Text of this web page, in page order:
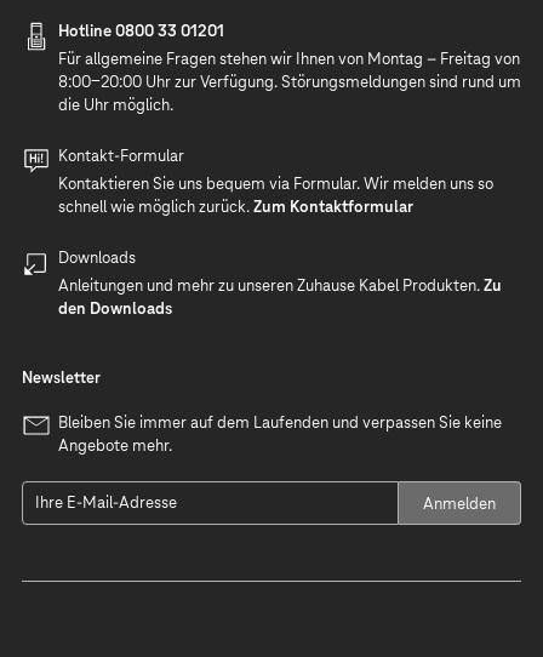
Hotline 0800 33 01201
Für allgemeine Fragen stehen wir Ihnen von Montag – Freitag von
8:00-20:00 Uhr zur Verfügung. Störungsmeldungen sind rund um
die Uhr möglich.
Kontakt-Formular
Kontaktieren Sie uns bequem via Formular. Wir melden uns so
schnell wie möglich zurück.Zum Kontaktformular
Downloads
Anleitungen und mehr zu unseren Zuhause Kabel Produkten.Zu
den Downloads
Newsletter
Bleiben Sie immer auf dem Laufenden und verpassen Sie keine
Angebote mehr.
Anmelden